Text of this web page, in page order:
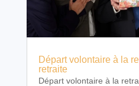
Départ volontaire à la
retraite
Départ volontaire à la